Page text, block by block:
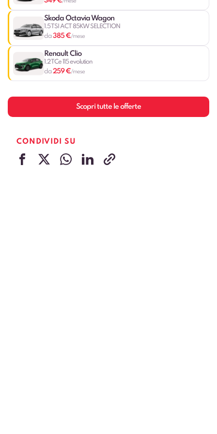
Skoda Octavia Wagon
1.5 TSI ACT 85KW SELECTION
da385 €/mese
Renault Clio
1.2 TCe 115 evolution
da259 €/mese
Scopri tutte le offerte
CONDIVIDI SU